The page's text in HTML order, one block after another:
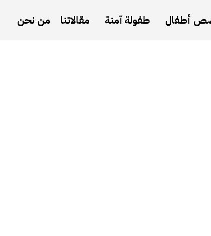
أطفال طفولة آمنة مقالاتنا من نحن